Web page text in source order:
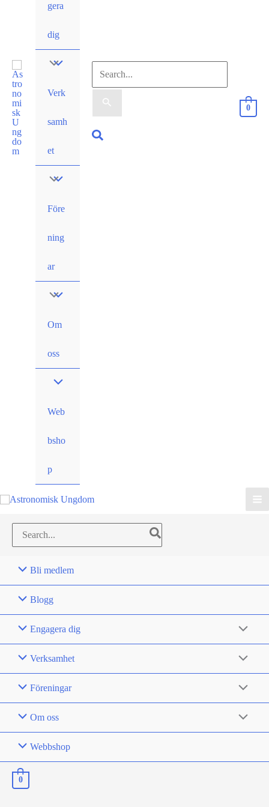
gera
dig
Verk
samh
et
Före
ning
ar
Om
oss
Web
bsho
p
Sök
efter:
Sök
0
Search
for:
Bli medlem
Blogg
Engagera dig
Verksamhet
Föreningar
Om oss
Webbshop
0